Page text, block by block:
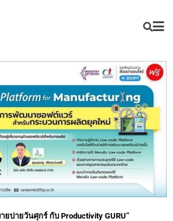
ยบ่ายวันศุกร์ กับ Productivity GURU”